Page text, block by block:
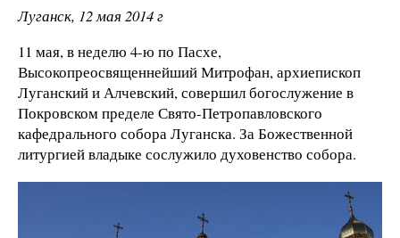
Луганск, 12 мая 2014 г
11 мая, в неделю 4-ю по Пасхе,
Высокопреосвященнейший Митрофан, архиепископ
Луганский и Алчевский, совершил богослужение в
Покровском пределе Свято-Петропавловского
кафедрального собора Луганска. За Божественной
литургией владыке сослужило духовенство собора.